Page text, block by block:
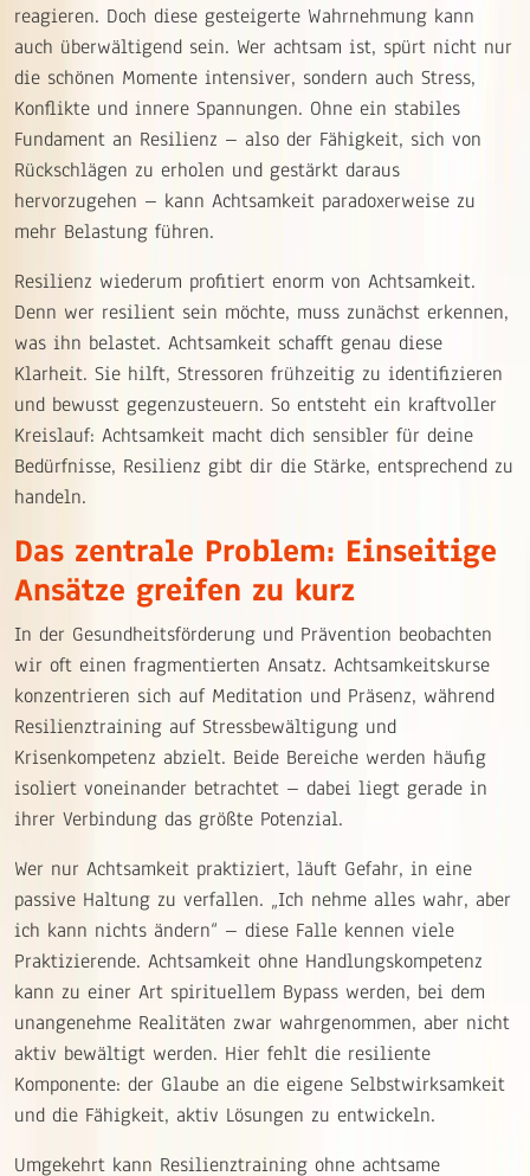
reagieren. Doch diese gesteigerte Wahrnehmung kann
auch überwältigend sein. Wer achtsam ist, spürt nicht nur
die schönen Momente intensiver, sondern auch Stress,
Konflikte und innere Spannungen. Ohne ein stabiles
Fundament an Resilienz – also der Fähigkeit, sich von
Rückschlägen zu erholen und gestärkt daraus
hervorzugehen – kann Achtsamkeit paradoxerweise zu
mehr Belastung führen.
Resilienz wiederum profitiert enorm von Achtsamkeit.
Denn wer resilient sein möchte, muss zunächst erkennen,
was ihn belastet. Achtsamkeit schafft genau diese
Klarheit. Sie hilft, Stressoren frühzeitig zu identifizieren
und bewusst gegenzusteuern. So entsteht ein kraftvoller
Kreislauf: Achtsamkeit macht dich sensibler für deine
Bedürfnisse, Resilienz gibt dir die Stärke, entsprechend zu
handeln.
Das zentrale Problem: Einseitige
Ansätze greifen zu kurz
In der Gesundheitsförderung und Prävention beobachten
wir oft einen fragmentierten Ansatz. Achtsamkeitskurse
konzentrieren sich auf Meditation und Präsenz, während
Resilienztraining auf Stressbewältigung und
Krisenkompetenz abzielt. Beide Bereiche werden häufig
isoliert voneinander betrachtet – dabei liegt gerade in
ihrer Verbindung das größte Potenzial.
Wer nur Achtsamkeit praktiziert, läuft Gefahr, in eine
passive Haltung zu verfallen. „Ich nehme alles wahr, aber
ich kann nichts ändern“ – diese Falle kennen viele
Praktizierende. Achtsamkeit ohne Handlungskompetenz
kann zu einer Art spirituellem Bypass werden, bei dem
unangenehme Realitäten zwar wahrgenommen, aber nicht
aktiv bewältigt werden. Hier fehlt die resiliente
Komponente: der Glaube an die eigene Selbstwirksamkeit
und die Fähigkeit, aktiv Lösungen zu entwickeln.
Umgekehrt kann Resilienztraining ohne achtsame